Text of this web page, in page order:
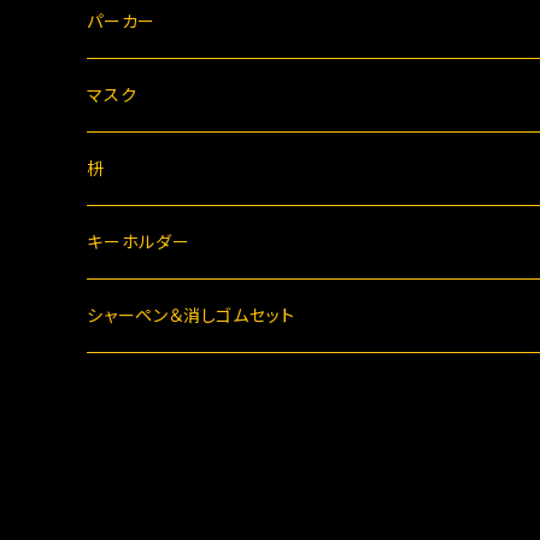
パーカー
マスク
枡
キーホルダー
シャーペン＆消しゴムセット